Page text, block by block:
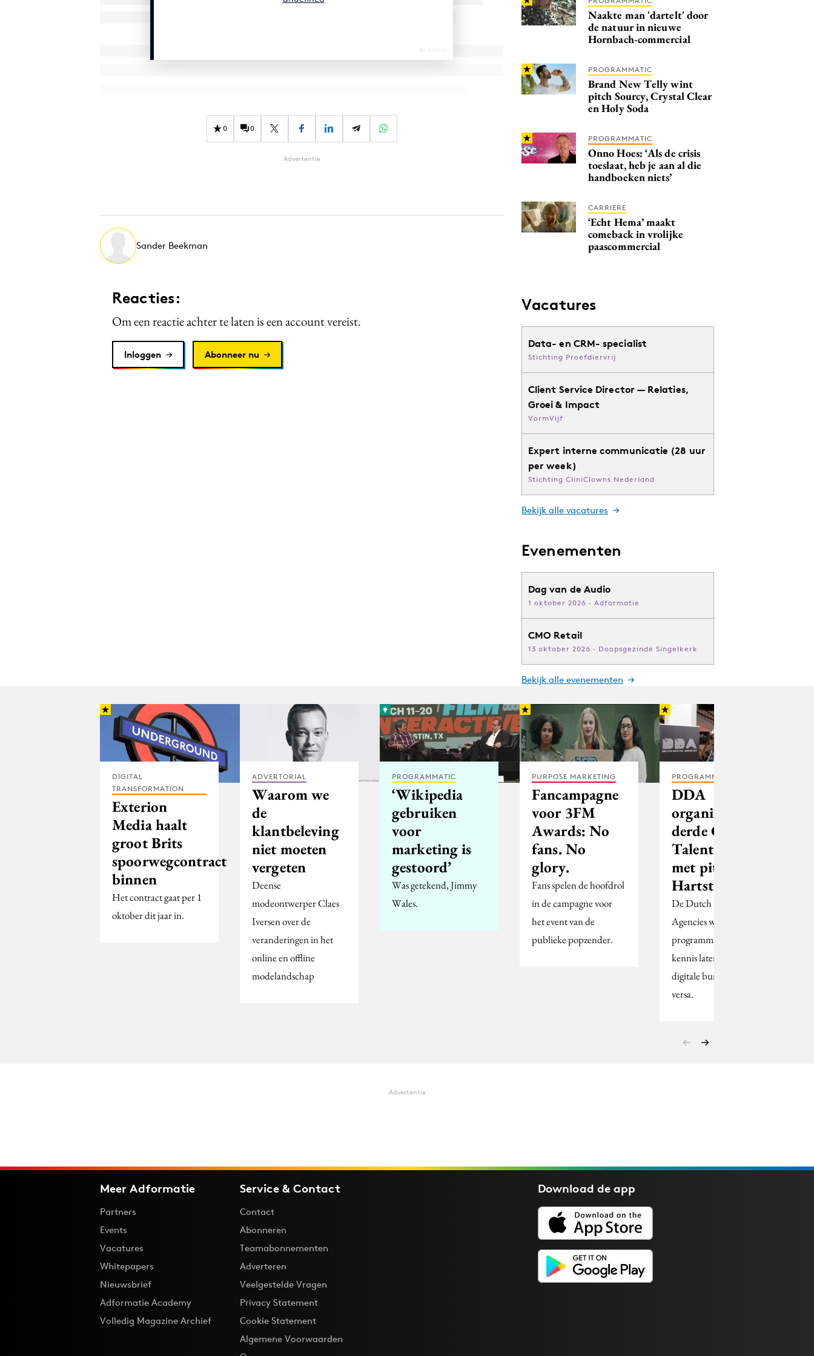
0 0
Advertentie
Sander Beekman
Reacties:
Om een reactie achter te laten is een account vereist.
Inloggen Abonneer nu
Naakte man 'dartelt' door
de natuur in nieuwe
Hornbach-commercial
PROGRAMMATIC
Brand New Telly wint
pitch Sourcy, Crystal Clear
en Holy Soda
PROGRAMMATIC
Onno Hoes: ‘Als de crisis
toeslaat, heb je aan al die
handboeken niets’
CARRIERE
‘Echt Hema’ maakt
comeback in vrolijke
paascommercial
Vacatures
Data- en CRM- specialist
Stichting Proefdiervrij
Client Service Director — Relaties,
Groei & Impact
VormVijf
Expert interne communicatie (28 uur
per week)
Stichting CliniClowns Nederland
Bekijk alle vacatures
Evenementen
Dag van de Audio
1 oktober 2026 · Adformatie
CMO Retail
13 oktober 2026 · Doopsgezinde Singelkerk
Bekijk alle evenementen
DIGITAL
TRANSFORMATION
Exterion
Media haalt
groot Brits
spoorwegcontract
binnen
Het contract gaat per 1
oktober dit jaar in.
ADVERTORIAL
Waarom we
de
klantbeleving
niet moeten
vergeten
Deense
modeontwerper Claes
Iversen over de
veranderingen in het
online en offline
modelandschap
PROGRAMMATIC
‘Wikipedia
gebruiken
voor
marketing is
gestoord’
Was getekend, Jimmy
Wales.
PURPOSE MARKETING
Fancampagne
voor 3FM
Awards: No
fans. No
glory.
Fans spelen de hoofdrol
in de campagne voor
het event van de
publieke popzender.
PROGRAMMATIC
DDA
organiseert
derde CMD
Talentprogramma
met pitch voor
Hartstichting
De Dutch Digital
Agencies wil met het
programma studenten
kennis laten maken met
digitale bureaus en vice
versa.
Advertentie
Meer Adformatie
Partners
Events
Vacatures
Whitepapers
Nieuwsbrief
Adformatie Academy
Volledig Magazine Archief
Service & Contact
Contact
Abonneren
Teamabonnementen
Adverteren
Veelgestelde Vragen
Privacy Statement
Cookie Statement
Algemene Voorwaarden
Download deapp